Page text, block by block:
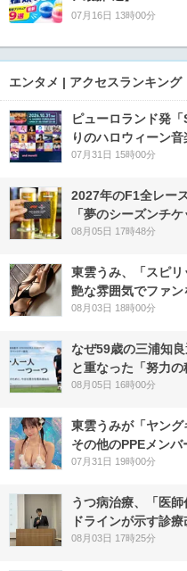
07月16日 13時00分
エンタメ | アクセスランキング
ピューロランド発
りのハロウィーン
07月31日 15時00分
2027年のF1全レー
「夢のシーズンチ
08月05日 17時48分
東雲うみ、「スピ
艶な雰囲気でファン
08月03日 18時00分
なぜ59歳の三浦知
と重なった「努力の
08月05日 16時00分
東雲うみが「ヤング
その他のPPEメンバ
07月31日 19時00分
うつ病治療、「医
ドラインが示す診療
08月03日 17時25分